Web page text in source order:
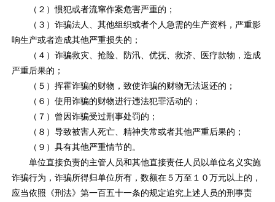
（２）惯犯或者流窜作案危害严重的；
（３）诈骗法人、其他组织或者个人急需的生产资料，严重影
响生产或者造成其他严重损失的；
（４）诈骗救灾、抢险、防汛、优抚、救济、医疗款物，造成
严重后果的；
（５）挥霍诈骗的财物，致使诈骗的财物无法返还的；
（６）使用诈骗的财物进行违法犯罪活动的；
（７）曾因诈骗受过刑事处罚的；
（８）导致被害人死亡、精神失常或者其他严重后果的；
（９）具有其他严重情节的。
单位直接负责的主管人员和其他直接责任人员以单位名义实施
诈骗行为，诈骗所得归单位所有，数额在５万至１０万元以上的，
应当依照《刑法》第一百五十一条的规定追究上述人员的刑事责